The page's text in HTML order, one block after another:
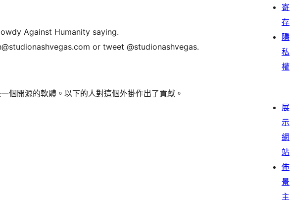
Against Humanity saying.
or tweet @studionashvegas.
個開源的軟體。以下的人對這個外掛作出了貢獻。
寄
存
隱
私
權
展
示
網
站
佈
景
主